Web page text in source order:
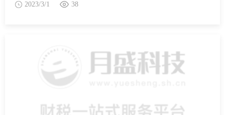
2023/3/1 38